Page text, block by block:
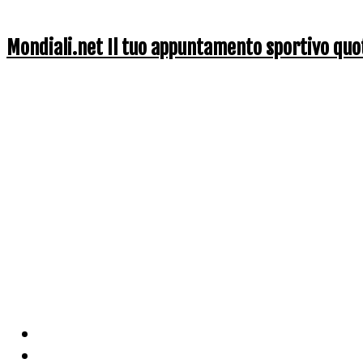
Mondiali.net Il tuo appuntamento sportivo